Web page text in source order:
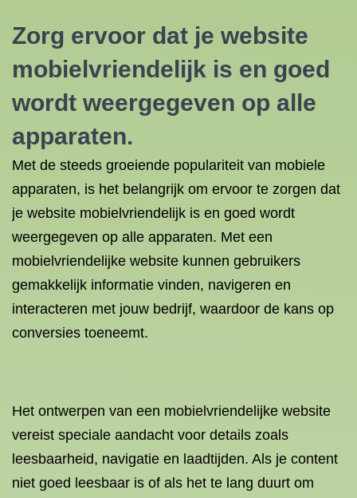
Zorg ervoor dat je website
mobielvriendelijk is en goed
wordt weergegeven op alle
apparaten.
Met de steeds groeiende populariteit van mobiele
apparaten, is het belangrijk om ervoor te zorgen dat
je website mobielvriendelijk is en goed wordt
weergegeven op alle apparaten. Met een
mobielvriendelijke website kunnen gebruikers
gemakkelijk informatie vinden, navigeren en
interacteren met jouw bedrijf, waardoor de kans op
conversies toeneemt.
Het ontwerpen van een mobielvriendelijke website
vereist speciale aandacht voor details zoals
leesbaarheid, navigatie en laadtijden. Als je content
niet goed leesbaar is of als het te lang duurt om